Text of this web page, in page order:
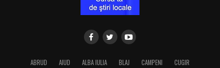
ABRUD AIUD ALBA IULIA BLAJ CAMPENI
CUGIR